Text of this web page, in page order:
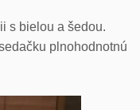
s bielou a šedou.
plnohodnotnú